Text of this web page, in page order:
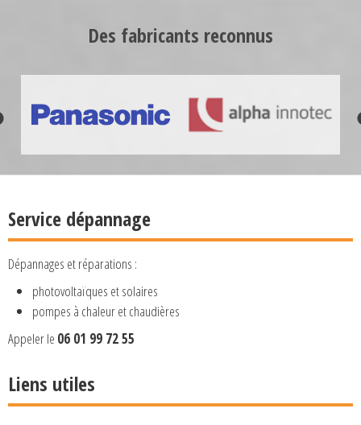
Des fabricants reconnus
Service dépannage
Dépannages et réparations :
photovoltaïques et solaires
pompes à chaleur et chaudières
Appeler le 06 01 99 72 55
Liens utiles